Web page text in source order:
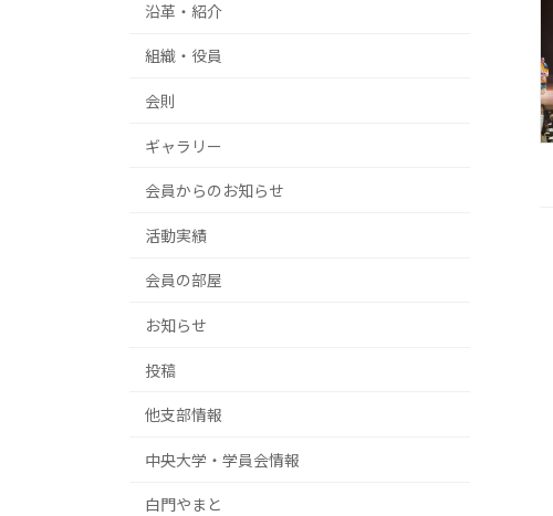
沿革・紹介
組織・役員
会則
ギャラリー
会員からのお知らせ
活動実績
会員の部屋
お知らせ
投稿
他支部情報
中央大学・学員会情報
白門やまと